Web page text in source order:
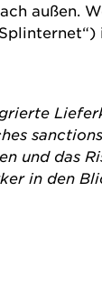
außen.
und das
in den